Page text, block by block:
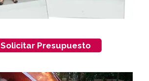
Solicitar Presupuesto